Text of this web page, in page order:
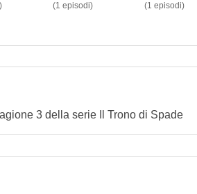
(1 episodi)
(1 episodi)
3 della serie Il Trono di Spade